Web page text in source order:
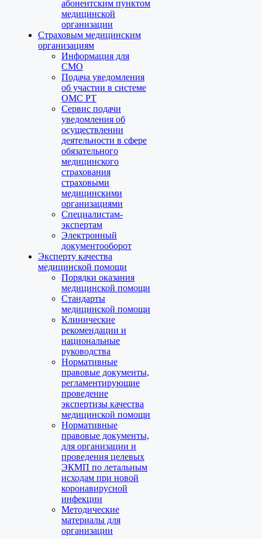
абонентским пунктом
медицинской
организации
Страховым медицинским
организациям
Информация для
СМО
Подача уведомления
об участии в системе
ОМС РТ
Сервис подачи
уведомления об
осуществлении
деятельности в сфере
обязательного
медицинского
страхования
страховыми
медицинскими
организациями
Специалистам-
экспертам
Электронный
документооборот
Эксперту качества
медицинской помощи
Порядки оказания
медицинской помощи
Стандарты
медицинской помощи
Клинические
рекомендации и
национальные
руководства
Нормативные
правовые документы,
регламентирующие
проведение
экспертизы качества
медицинской помощи
Нормативные
правовые документы,
для организации и
проведения целевых
ЭКМП по летальным
исходам при новой
коронавирусной
инфекции
Методические
материалы для
организации